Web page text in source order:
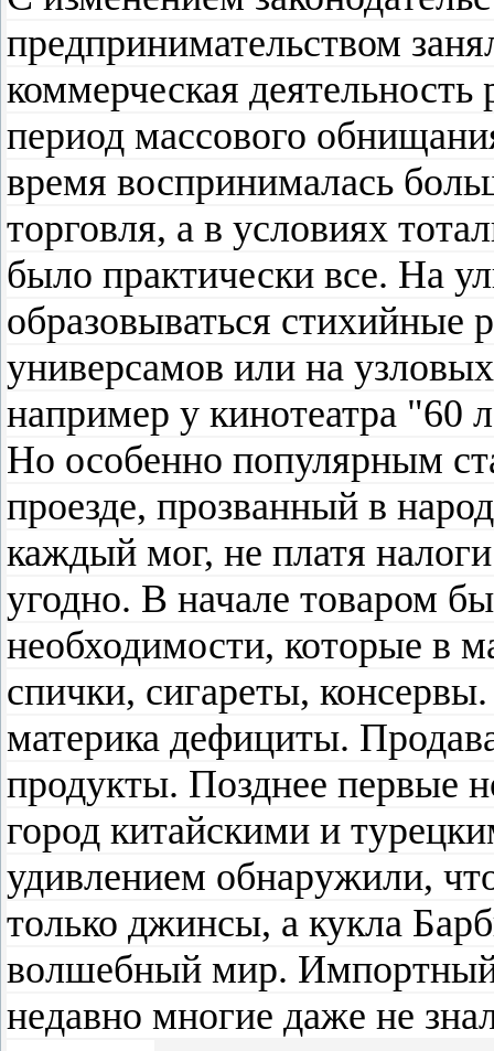
предпринимательством
коммерческая деятельность
период массового
время воспринималась
торговля, а в условиях
было практически все. На
образовываться стихийные
универсамов или на
например у кинотеатра "60
Но особенно популярным
проезде, прозванный в
каждый мог, не платя
угодно. В начале товаром
необходимости, которые в
спички, сигареты,
материка дефициты.
продукты. Позднее первые
город китайскими и
удивлением обнаружили,
только джинсы, а кукла
волшебный мир.
недавно многие даже не